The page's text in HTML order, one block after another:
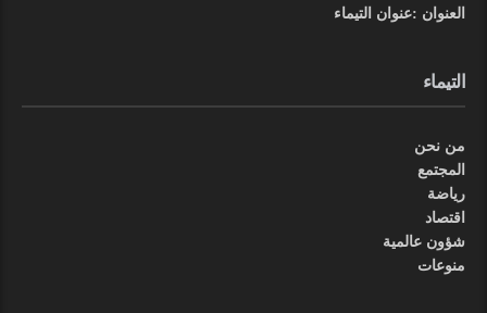
العنوان :عنوان التيماء
التيماء
من نحن
المجتمع
رياضة
اقتصاد
شؤون عالمية
منوعات